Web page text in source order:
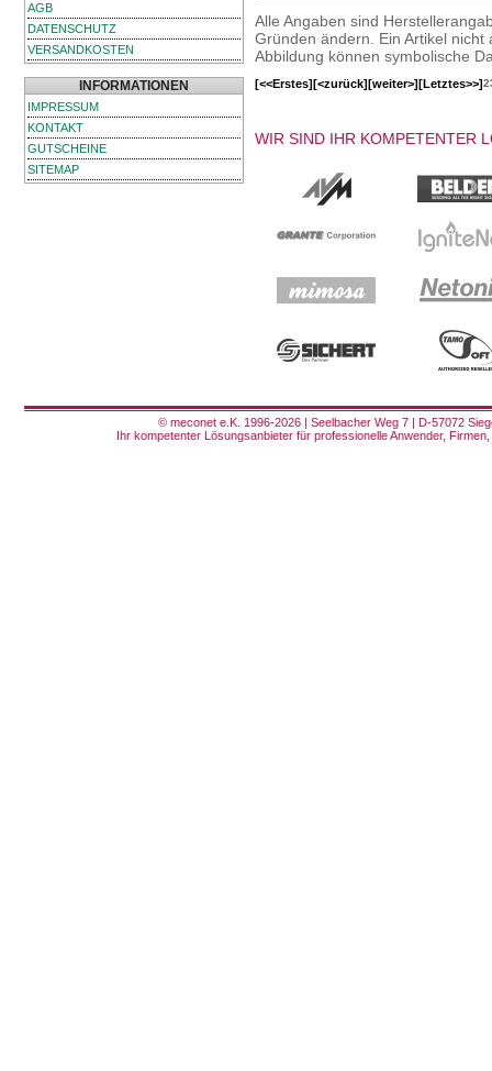
AGB
DATENSCHUTZ
VERSANDKOSTEN
INFORMATIONEN
IMPRESSUM
KONTAKT
GUTSCHEINE
SITEMAP
Alle Angaben sind
Gründen ändern. Ein Artikel
Abbildung können symbolische
[<<Erstes][<zurück][weiter>][Letztes>>]
WIR SIND IHR KOMPETENTER
© meconet e.K. 1996-2026 | Seelbacher Weg 7 | D-57072
Ihr kompetenter Lösungsanbieter für professionelle Anwender,